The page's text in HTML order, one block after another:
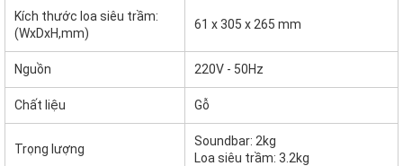
Kích thước loa siêu trầm:
(WxDxH,mm)
61 x 305 x 265 mm
Nguồn 220V - 50Hz
Chất liệu Gỗ
Trọng lượng
Soundbar: 2kg
Loa siêu trầm: 3.2kg